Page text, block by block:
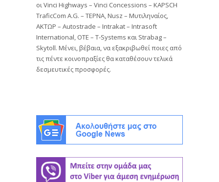
οι Vinci Highways – Vinci Concessions – KAPSCH
TraficCom A.G. – ΤΕΡΝΑ, Nusz – Μυτιληναίος,
ΑΚΤΩΡ – Autostrade – Intrakat – Intrasoft
International, ΟΤΕ – T-Systems και Strabag –
Skytoll. Μένει, βέβαια, να εξακριβωθεί ποιες από
τις πέντε κοινοπραξίες θα καταθέσουν τελικά
δεσμευτικές προσφορές.